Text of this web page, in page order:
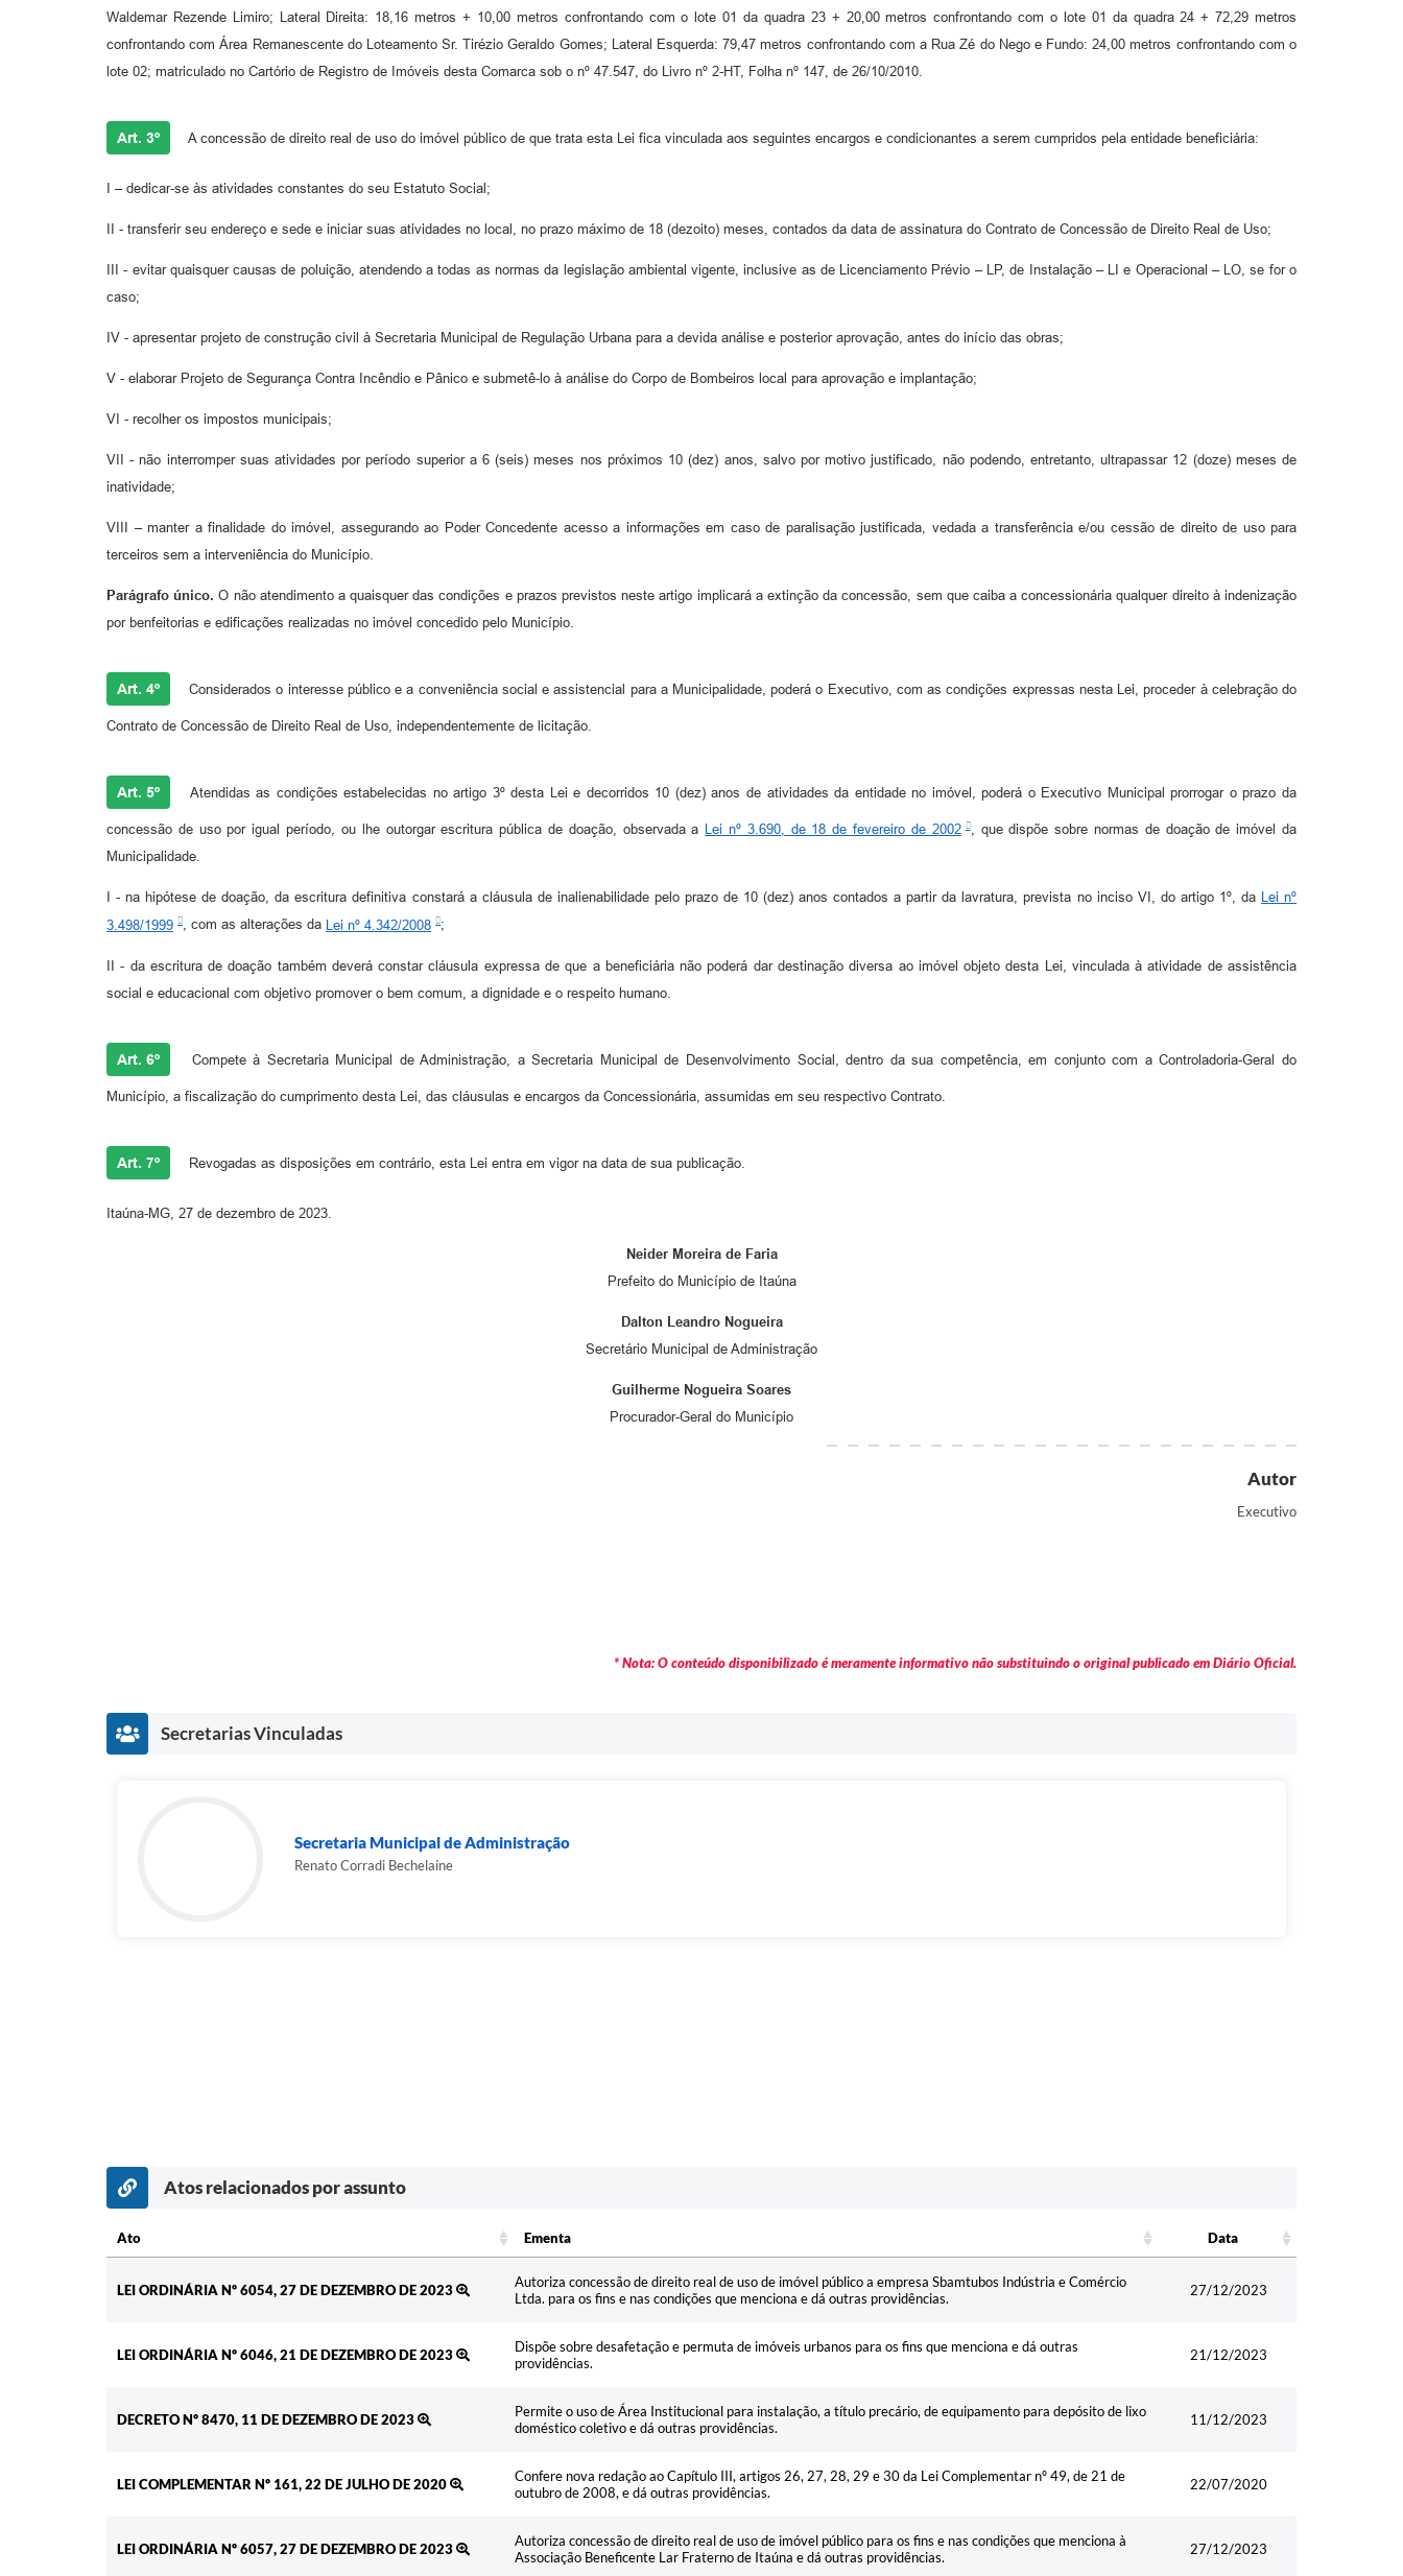
Waldemar Rezende Limiro; Lateral Direita: 18,16 metros + 10,00 metros confrontando com o lote 01 da quadra 23 + 20,00 metros confrontando com o lote 01 da quadra 24 + 72,29 metros
confrontando com Área Remanescente do Loteamento Sr. Tirézio Geraldo Gomes; Lateral Esquerda: 79,47 metros confrontando com a Rua Zé do Nego e Fundo: 24,00 metros confrontando com o
lote 02; matriculado no Cartório de Registro de Imóveis desta Comarca sob o nº 47.547, do Livro nº 2-HT, Folha nº 147, de 26/10/2010.
Art. 3º A concessão de direito real de uso do imóvel público de que trata esta Lei fica vinculada aos seguintes encargos e condicionantes a serem cumpridos pela entidade beneficiária:
I – dedicar-se às atividades constantes do seu Estatuto Social;
II - transferir seu endereço e sede e iniciar suas atividades no local, no prazo máximo de 18 (dezoito) meses, contados da data de assinatura do Contrato de Concessão de Direito Real de Uso;
III - evitar quaisquer causas de poluição, atendendo a todas as normas da legislação ambiental vigente, inclusive as de Licenciamento Prévio – LP, de Instalação – LI e Operacional – LO, se for o
caso;
IV - apresentar projeto de construção civil à Secretaria Municipal de Regulação Urbana para a devida análise e posterior aprovação, antes do início das obras;
V - elaborar Projeto de Segurança Contra Incêndio e Pânico e submetê-lo à análise do Corpo de Bombeiros local para aprovação e implantação;
VI - recolher os impostos municipais;
VII - não interromper suas atividades por período superior a 6 (seis) meses nos próximos 10 (dez) anos, salvo por motivo justificado, não podendo, entretanto, ultrapassar 12 (doze) meses de
inatividade;
VIII – manter a finalidade do imóvel, assegurando ao Poder Concedente acesso a informações em caso de paralisação justificada, vedada a transferência e/ou cessão de direito de uso para
terceiros sem a interveniência do Município.
Parágrafo único. O não atendimento a quaisquer das condições e prazos previstos neste artigo implicará a extinção da concessão, sem que caiba a concessionária qualquer direito à indenização
por benfeitorias e edificações realizadas no imóvel concedido pelo Município.
Art. 4º Considerados o interesse público e a conveniência social e assistencial para a Municipalidade, poderá o Executivo, com as condições expressas nesta Lei, proceder à celebração do
Contrato de Concessão de Direito Real de Uso, independentemente de licitação.
Art. 5º Atendidas as condições estabelecidas no artigo 3º desta Lei e decorridos 10 (dez) anos de atividades da entidade no imóvel, poderá o Executivo Municipal prorrogar o prazo da
concessão de uso por igual período, ou lhe outorgar escritura pública de doação, observada a Lei nº 3.690, de 18 de fevereiro de 2002 , que dispõe sobre normas de doação de imóvel da
Municipalidade.
I - na hipótese de doação, da escritura definitiva constará a cláusula de inalienabilidade pelo prazo de 10 (dez) anos contados a partir da lavratura, prevista no inciso VI, do artigo 1º, da Lei nº
3.498/1999
, com as alterações da Lei nº 4.342/2008 ;
II - da escritura de doação também deverá constar cláusula expressa de que a beneficiária não poderá dar destinação diversa ao imóvel objeto desta Lei, vinculada à atividade de assistência
social e educacional com objetivo promover o bem comum, a dignidade e o respeito humano.
Art. 6º Compete à Secretaria Municipal de Administração, a Secretaria Municipal de Desenvolvimento Social, dentro da sua competência, em conjunto com a Controladoria-Geral do
Município, a fiscalização do cumprimento desta Lei, das cláusulas e encargos da Concessionária, assumidas em seu respectivo Contrato.
Art. 7º Revogadas as disposições em contrário, esta Lei entra em vigor na data de sua publicação.
Itaúna-MG, 27 de dezembro de 2023.
Neider Moreira de Faria
Prefeito do Município de Itaúna
Dalton Leandro Nogueira
Secretário Municipal de Administração
Guilherme Nogueira Soares
Procurador-Geral do Município
Autor
Executivo
* Nota: O conteúdo disponibilizado é meramente informativo não substituindo o original publicado em Diário Oficial.
Secretarias Vinculadas
Secretaria Municipal de Administração
Renato Corradi Bechelaine
Atos relacionados por assunto
Ato Ementa
Data
LEI ORDINÁRIA Nº 6054, 27 DE DEZEMBRO DE 2023
Autoriza concessão de direito real de uso de imóvel público a empresa Sbamtubos Indústria e Comércio
Ltda. para os fins e nas condições que menciona e dá outras providências.
27/12/2023
LEI ORDINÁRIA Nº 6046, 21 DE DEZEMBRO DE 2023
Dispõe sobre desafetação e permuta de imóveis urbanos para os fins que menciona e dá outras
providências.
21/12/2023
DECRETO Nº 8470, 11 DE DEZEMBRO DE 2023
Permite o uso de Área Institucional para instalação, a título precário, de equipamento para depósito de lixo
doméstico coletivo e dá outras providências.
11/12/2023
LEI COMPLEMENTAR Nº 161, 22 DE JULHO DE 2020
Confere nova redação ao Capítulo III, artigos 26, 27, 28, 29 e 30 da Lei Complementar nº 49, de 21 de
outubro de 2008, e dá outras providências.
22/07/2020
LEI ORDINÁRIA Nº 6057, 27 DE DEZEMBRO DE 2023
Autoriza concessão de direito real de uso de imóvel público para os fins e nas condições que menciona à
Associação Beneficente Lar Fraterno de Itaúna e dá outras providências.
27/12/2023